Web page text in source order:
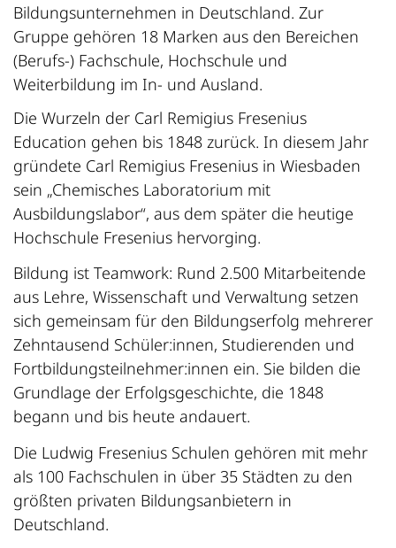
Bildungsunternehmen in Deutschland. Zur
Gruppe gehören 18 Marken aus den Bereichen
(Berufs-) Fachschule, Hochschule und
Weiterbildung im In- und Ausland.
Die Wurzeln der Carl Remigius Fresenius
Education gehen bis 1848 zurück. In diesem Jahr
gründete Carl Remigius Fresenius in Wiesbaden
sein „Chemisches Laboratorium mit
Ausbildungslabor“, aus dem später die heutige
Hochschule Fresenius hervorging.
Bildung ist Teamwork: Rund 2.500 Mitarbeitende
aus Lehre, Wissenschaft und Verwaltung setzen
sich gemeinsam für den Bildungserfolg mehrerer
Zehntausend Schüler:innen, Studierenden und
Fortbildungsteilnehmer:innen ein. Sie bilden die
Grundlage der Erfolgsgeschichte, die 1848
begann und bis heute andauert.
Die Ludwig Fresenius Schulen gehören mit mehr
als 100 Fachschulen in über 35 Städten zu den
größten privaten Bildungsanbietern in
Deutschland.